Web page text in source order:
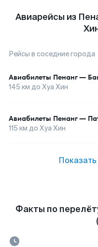
Авиарейсы из
Рейсы в соседние города
Авиабилеты Пенанг—
145 км до Хуа Хин
Авиабилеты Пенанг—
115 км до Хуа Хин
Факты по